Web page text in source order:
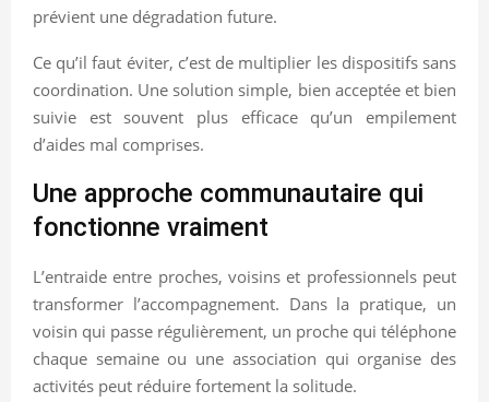
prévient une dégradation future.
Ce qu’il faut éviter, c’est de multiplier les dispositifs sans
coordination. Une solution simple, bien acceptée et bien
suivie est souvent plus efficace qu’un empilement
d’aides mal comprises.
Une approche communautaire qui
fonctionne vraiment
L’entraide entre proches, voisins et professionnels peut
transformer l’accompagnement. Dans la pratique, un
voisin qui passe régulièrement, un proche qui téléphone
chaque semaine ou une association qui organise des
activités peut réduire fortement la solitude.